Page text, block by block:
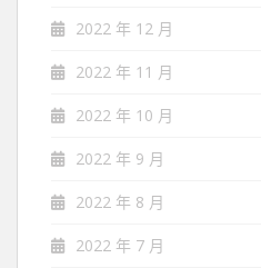
2022 年 12 月
2022 年 11 月
2022 年 10 月
2022 年 9 月
2022 年 8 月
2022 年 7 月